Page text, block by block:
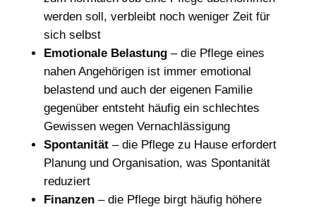
werden soll, verbleibt noch weniger Zeit für
sich selbst
Emotionale Belastung– die Pflege eines
nahen Angehörigen ist immer emotional
belastend und auch der eigenen Familie
gegenüber entsteht häufig ein schlechtes
Gewissen wegen Vernachlässigung
Spontanität– die Pflege zu Hause erfordert
Planung und Organisation, was Spontanität
reduziert
Finanzen– die Pflege birgt häufig höhere